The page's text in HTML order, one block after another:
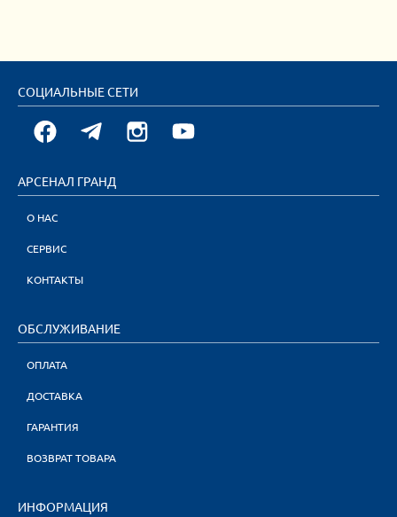
СОЦИАЛЬНЫЕ СЕТИ
АРСЕНАЛ ГРАНД
О НАС
СЕРВИС
КОНТАКТЫ
ОБСЛУЖИВАНИЕ
ОПЛАТА
ДОСТАВКА
ГАРАНТИЯ
ВОЗВРАТ ТОВАРА
ИНФОРМАЦИЯ